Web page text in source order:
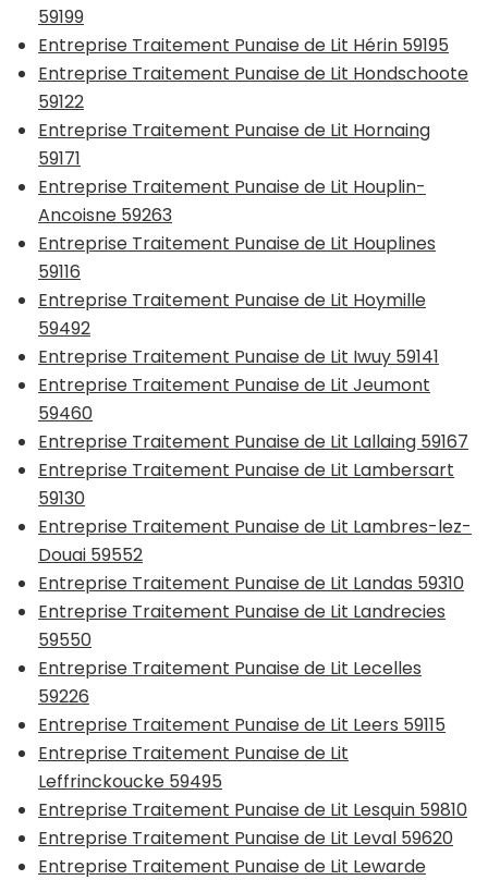
59199
Entreprise Traitement Punaise de Lit Hérin 59195
Entreprise Traitement Punaise de Lit Hondschoote
59122
Entreprise Traitement Punaise de Lit Hornaing
59171
Entreprise Traitement Punaise de Lit Houplin-
Ancoisne 59263
Entreprise Traitement Punaise de Lit Houplines
59116
Entreprise Traitement Punaise de Lit Hoymille
59492
Entreprise Traitement Punaise de Lit Iwuy 59141
Entreprise Traitement Punaise de Lit Jeumont
59460
Entreprise Traitement Punaise de Lit Lallaing 59167
Entreprise Traitement Punaise de Lit Lambersart
59130
Entreprise Traitement Punaise de Lit Lambres-lez-
Douai 59552
Entreprise Traitement Punaise de Lit Landas 59310
Entreprise Traitement Punaise de Lit Landrecies
59550
Entreprise Traitement Punaise de Lit Lecelles
59226
Entreprise Traitement Punaise de Lit Leers 59115
Entreprise Traitement Punaise de Lit
Leffrinckoucke 59495
Entreprise Traitement Punaise de Lit Lesquin 59810
Entreprise Traitement Punaise de Lit Leval 59620
Entreprise Traitement Punaise de Lit Lewarde